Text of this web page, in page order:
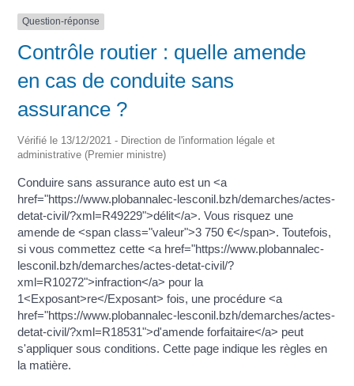
Question-réponse
Contrôle routier : quelle amende
en cas de conduite sans
assurance ?
Vérifié le 13/12/2021 - Direction de l'information légale et
administrative (Premier ministre)
Conduire sans assurance auto est un <a
href="https://www.plobannalec-lesconil.bzh/demarches/actes-
detat-civil/?xml=R49229">délit</a>. Vous risquez une
amende de <span class="valeur">3 750 €</span>. Toutefois,
si vous commettez cette <a href="https://www.plobannalec-
lesconil.bzh/demarches/actes-detat-civil/?
xml=R10272">infraction</a> pour la
1<Exposant>re</Exposant> fois, une procédure <a
href="https://www.plobannalec-lesconil.bzh/demarches/actes-
detat-civil/?xml=R18531">d'amende forfaitaire</a> peut
s'appliquer sous conditions. Cette page indique les règles en
la matière.